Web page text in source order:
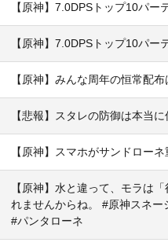
【原神】7.0DPSトップ10パ
【原神】7.0DPSトップ10パー
【原神】みんな周年の恒常配
【悲報】スタレの防御は本当に
【原神】スマホがサンドロー
【原神】水と違って、モラは
れませんからね。 #原神スネ
#パンタローネ